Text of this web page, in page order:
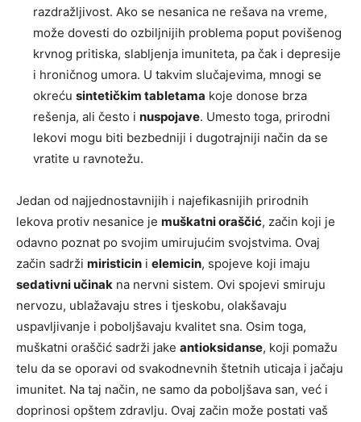
razdražljivost. Ako se nesanica ne rešava na vreme,
može dovesti do ozbiljnijih problema poput povišenog
krvnog pritiska, slabljenja imuniteta, pa čak i depresije
i hroničnog umora. U takvim slučajevima, mnogi se
okreću sintetičkim tabletama koje donose brza
rešenja, ali često i nuspojave. Umesto toga, prirodni
lekovi mogu biti bezbedniji i dugotrajniji način da se
vratite u ravnotežu.
Jedan od najjednostavnijih i najefikasnijih prirodnih
lekova protiv nesanice je muškatni oraščić, začin koji je
odavno poznat po svojim umirujućim svojstvima. Ovaj
začin sadrži miristicin i elemicin, spojeve koji imaju
sedativni učinak na nervni sistem. Ovi spojevi smiruju
nervozu, ublažavaju stres i tjeskobu, olakšavaju
uspavljivanje i poboljšavaju kvalitet sna. Osim toga,
muškatni oraščić sadrži jake antioksidanse, koji pomažu
telu da se oporavi od svakodnevnih štetnih uticaja i jačaju
imunitet. Na taj način, ne samo da poboljšava san, već i
doprinosi opštem zdravlju. Ovaj začin može postati vaš